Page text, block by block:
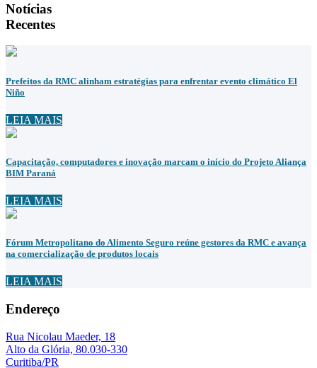
Notícias
Recentes
Prefeitos da RMC alinham estratégias para enfrentar evento climático El
Niño
LEIA MAIS
Capacitação, computadores e inovação marcam o início do Projeto Aliança
BIM Paraná
LEIA MAIS
Fórum Metropolitano do Alimento Seguro reúne gestores da RMC e avança
na comercialização de produtos locais
LEIA MAIS
Endereço
Rua Nicolau Maeder, 18
Alto da Glória, 80.030-330
Curitiba/PR